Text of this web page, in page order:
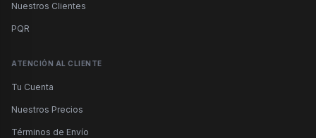
Nuestros Clientes
PQR
ATENCIÓN AL CLIENTE
Tu Cuenta
Nuestros Precios
Términos de Envío